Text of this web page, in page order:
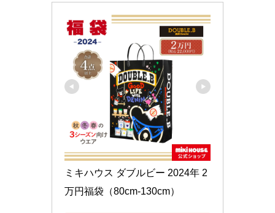
ミキハウス ダブルビー 2024年 2
万円福袋（80cm-130cm）